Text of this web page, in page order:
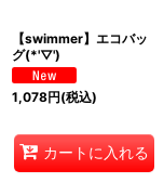
【swimmer】エコバッ
グ(*'▽')
1,078円(税込)
カートに入れる